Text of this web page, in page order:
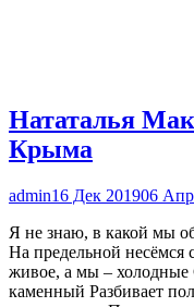
Нататалья
Крыма
admin16 Дек 201906
Я не знаю, в какой мы
На предельной несёмся
живое, а мы – холодные
каменный Разбивает